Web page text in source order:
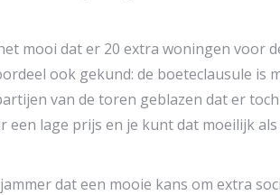
mooi dat er 20 extra woningen voor
ook gekund: de boeteclausule
van de toren geblazen dat er
lage prijs en je kunt dat moeilijk
dat een mooie kans om extra